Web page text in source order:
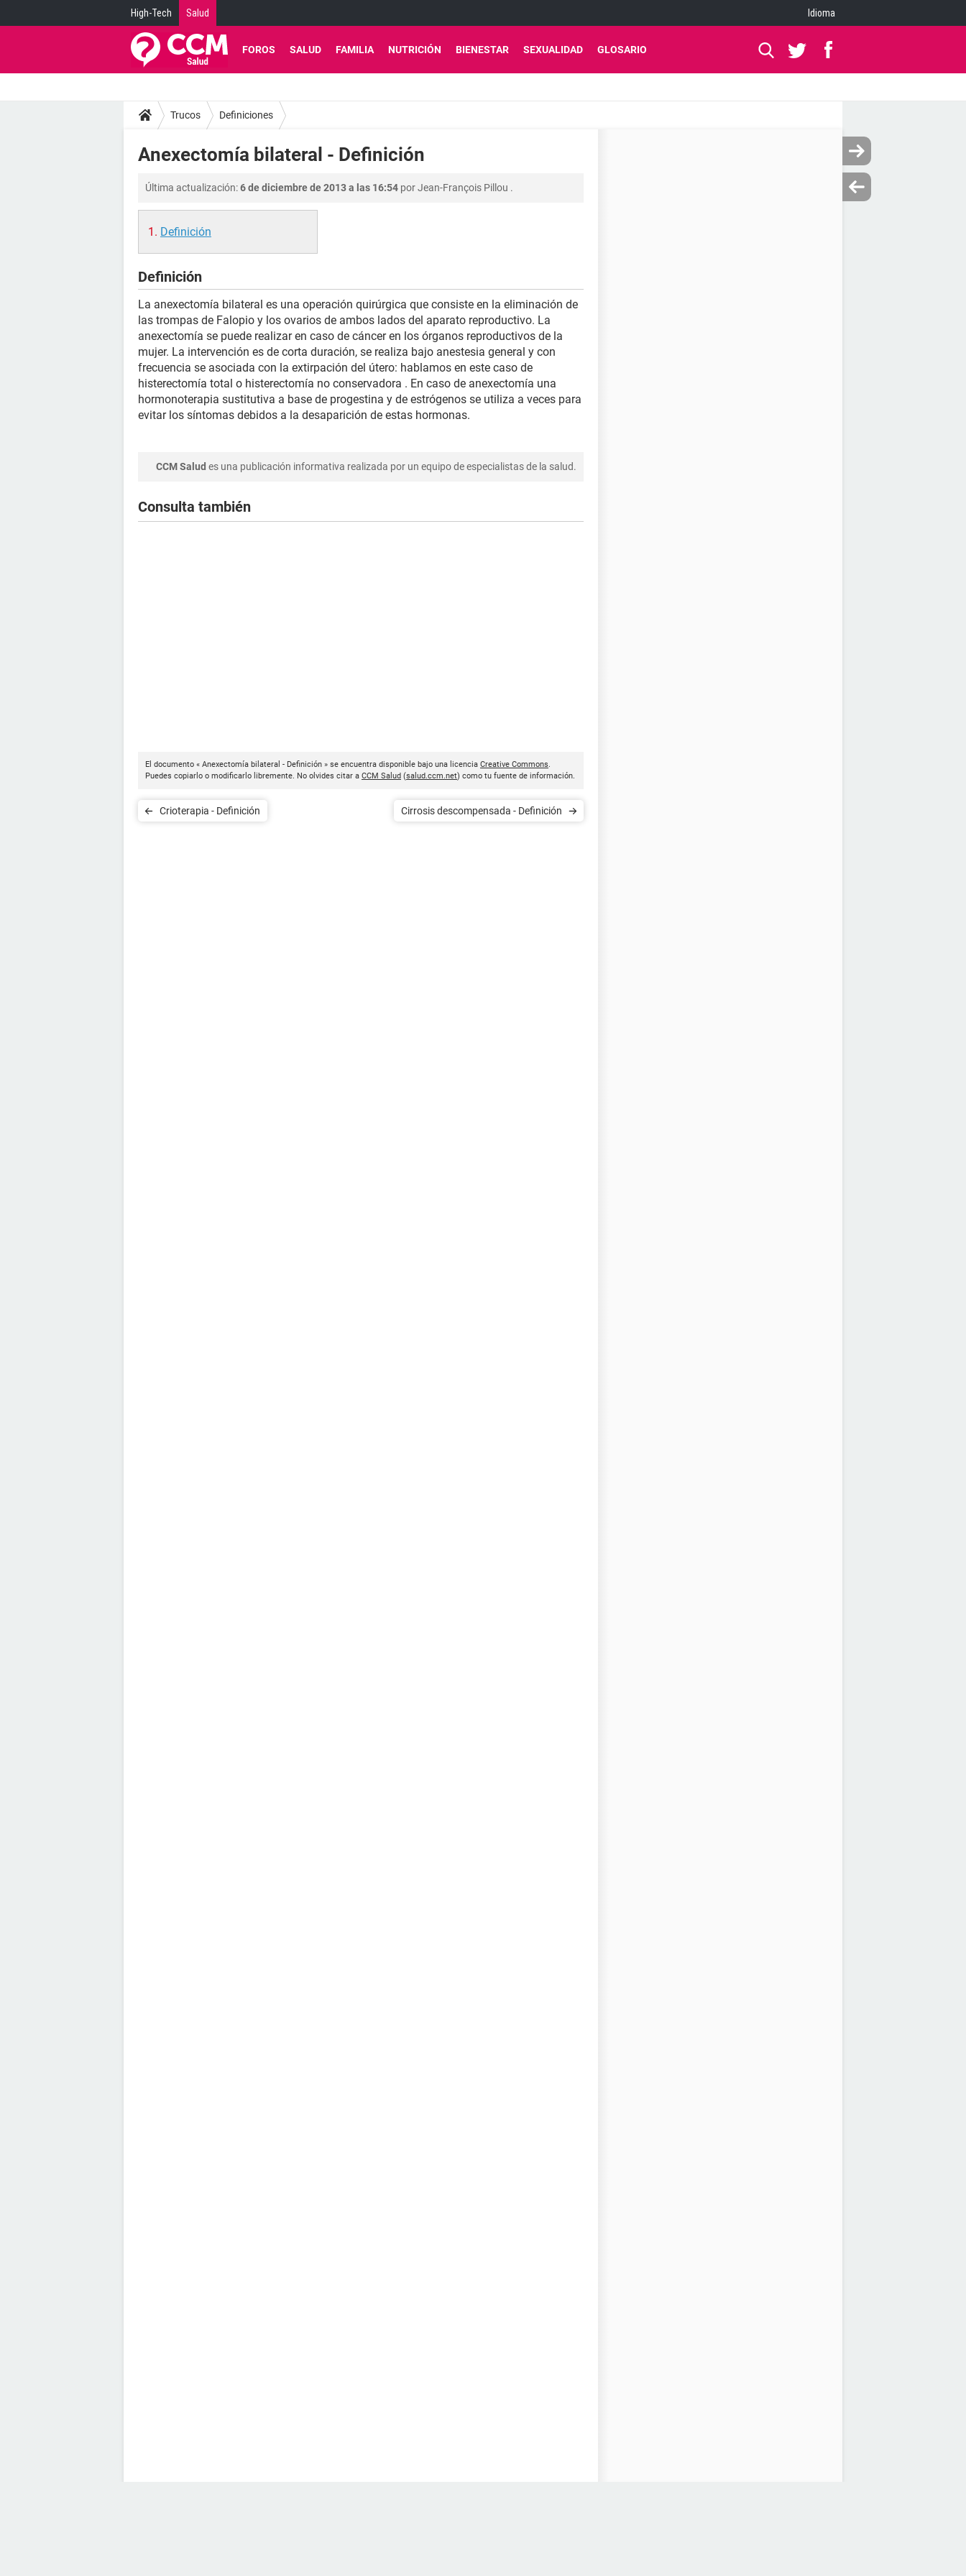
High-Tech Salud Idioma
FOROS SALUD FAMILIA NUTRICIÓN BIENESTAR SEXUALIDAD GLOSARIO
Trucos Definiciones
Anexectomía bilateral - Definición
Última actualización:6 de diciembre de 2013 a las 16:54 porJean-François Pillou .
Definición
Definición
La anexectomía bilateral es una operación quirúrgica que consiste en la eliminación de
las trompas de Falopio y los ovarios de ambos lados del aparato reproductivo. La
anexectomía se puede realizar en caso de cáncer en los órganos reproductivos de la
mujer. La intervención es de corta duración, se realiza bajo anestesia general y con
frecuencia se asociada con la extirpación del útero: hablamos en este caso de
histerectomía total o histerectomía no conservadora . En caso de anexectomía una
hormonoterapia sustitutiva a base de progestina y de estrógenos se utiliza a veces para
evitar los síntomas debidos a la desaparición de estas hormonas.
CCM Salud es una publicación informativa realizada por un equipo de especialistas de la salud.
Consulta también
El documento « Anexectomía bilateral - Definición » se encuentra disponible bajo una licencia Creative Commons.
Puedes copiarlo o modificarlo libremente. No olvides citar a CCM Salud (salud.ccm.net) como tu fuente de información.
Crioterapia - Definición Cirrosis descompensada - Definición